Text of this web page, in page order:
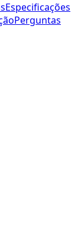
Especificações
Perguntas